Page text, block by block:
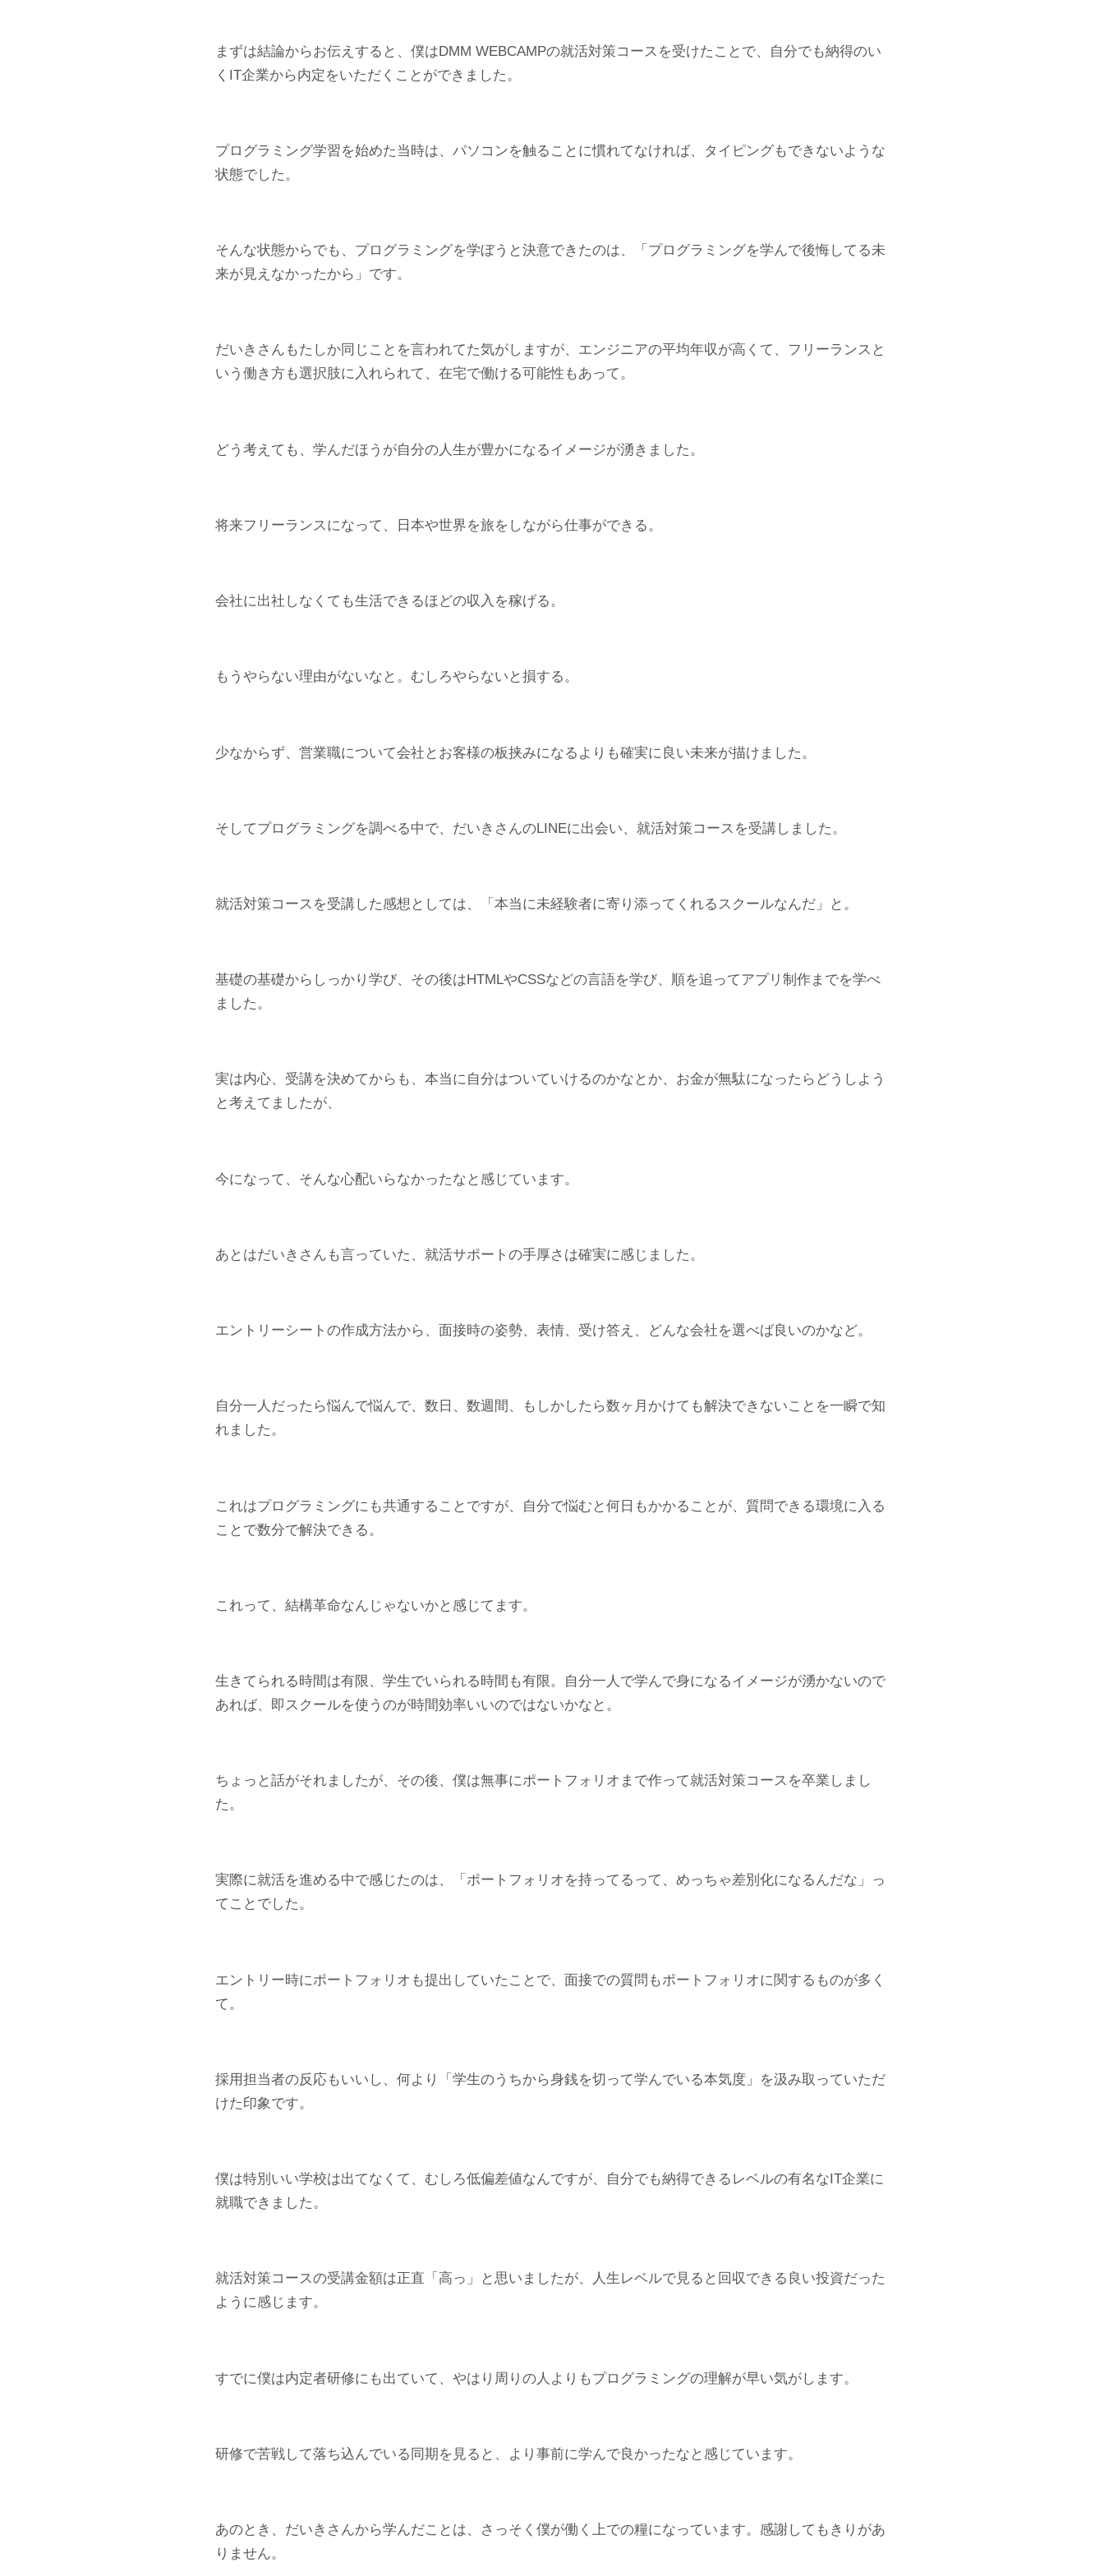
まずは結論からお伝えすると、僕はDMM WEBCAMPの就活対策コースを受けたことで、自分でも納得のい
くIT企業から内定をいただくことができました。
プログラミング学習を始めた当時は、パソコンを触ることに慣れてなければ、タイピングもできないような
状態でした。
そんな状態からでも、プログラミングを学ぼうと決意できたのは、「プログラミングを学んで後悔してる未
来が見えなかったから」です。
だいきさんもたしか同じことを言われてた気がしますが、エンジニアの平均年収が高くて、フリーランスと
いう働き方も選択肢に入れられて、在宅で働ける可能性もあって。
どう考えても、学んだほうが自分の人生が豊かになるイメージが湧きました。
将来フリーランスになって、日本や世界を旅をしながら仕事ができる。
会社に出社しなくても生活できるほどの収入を稼げる。
もうやらない理由がないなと。むしろやらないと損する。
少なからず、営業職について会社とお客様の板挟みになるよりも確実に良い未来が描けました。
そしてプログラミングを調べる中で、だいきさんのLINEに出会い、就活対策コースを受講しました。
就活対策コースを受講した感想としては、「本当に未経験者に寄り添ってくれるスクールなんだ」と。
基礎の基礎からしっかり学び、その後はHTMLやCSSなどの言語を学び、順を追ってアプリ制作までを学べ
ました。
実は内心、受講を決めてからも、本当に自分はついていけるのかなとか、お金が無駄になったらどうしよう
と考えてましたが、
今になって、そんな心配いらなかったなと感じています。
あとはだいきさんも言っていた、就活サポートの手厚さは確実に感じました。
エントリーシートの作成方法から、面接時の姿勢、表情、受け答え、どんな会社を選べば良いのかなど。
自分一人だったら悩んで悩んで、数日、数週間、もしかしたら数ヶ月かけても解決できないことを一瞬で知
れました。
これはプログラミングにも共通することですが、自分で悩むと何日もかかることが、質問できる環境に入る
ことで数分で解決できる。
これって、結構革命なんじゃないかと感じてます。
生きてられる時間は有限、学生でいられる時間も有限。自分一人で学んで身になるイメージが湧かないので
あれば、即スクールを使うのが時間効率いいのではないかなと。
ちょっと話がそれましたが、その後、僕は無事にポートフォリオまで作って就活対策コースを卒業しまし
た。
実際に就活を進める中で感じたのは、「ポートフォリオを持ってるって、めっちゃ差別化になるんだな」っ
てことでした。
エントリー時にポートフォリオも提出していたことで、面接での質問もポートフォリオに関するものが多く
て。
採用担当者の反応もいいし、何より「学生のうちから身銭を切って学んでいる本気度」を汲み取っていただ
けた印象です。
僕は特別いい学校は出てなくて、むしろ低偏差値なんですが、自分でも納得できるレベルの有名なIT企業に
就職できました。
就活対策コースの受講金額は正直「高っ」と思いましたが、人生レベルで見ると回収できる良い投資だった
ように感じます。
すでに僕は内定者研修にも出ていて、やはり周りの人よりもプログラミングの理解が早い気がします。
研修で苦戦して落ち込んでいる同期を見ると、より事前に学んで良かったなと感じています。
あのとき、だいきさんから学んだことは、さっそく僕が働く上での糧になっています。感謝してもきりがあ
りません。